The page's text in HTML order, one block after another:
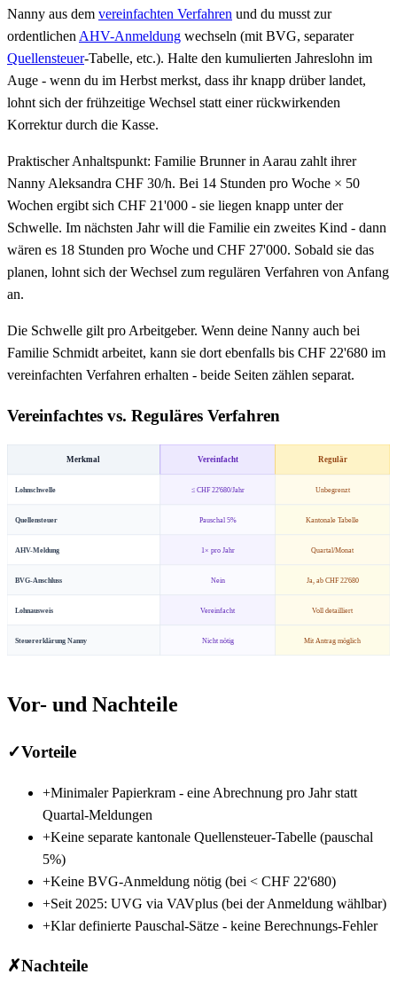
Nanny aus dem vereinfachten Verfahren und du musst zur
ordentlichen AHV-Anmeldung wechseln (mit BVG, separater
Quellensteuer-Tabelle, etc.). Halte den kumulierten Jahreslohn im
Auge - wenn du im Herbst merkst, dass ihr knapp drüber landet,
lohnt sich der frühzeitige Wechsel statt einer rückwirkenden
Korrektur durch die Kasse.
Praktischer Anhaltspunkt: Familie Brunner in Aarau zahlt ihrer
Nanny Aleksandra CHF 30/h. Bei 14 Stunden pro Woche × 50
Wochen ergibt sich CHF 21'000 - sie liegen knapp unter der
Schwelle. Im nächsten Jahr will die Familie ein zweites Kind - dann
wären es 18 Stunden pro Woche und CHF 27'000. Sobald sie das
planen, lohnt sich der Wechsel zum regulären Verfahren von Anfang
an.
Die Schwelle gilt pro Arbeitgeber. Wenn deine Nanny auch bei
Familie Schmidt arbeitet, kann sie dort ebenfalls bis CHF 22'680 im
vereinfachten Verfahren erhalten - beide Seiten zählen separat.
Vereinfachtes vs. Reguläres Verfahren
Merkmal Vereinfacht Regulär
Lohnschwelle ≤ CHF 22'680/Jahr Unbegrenzt
Quellensteuer Pauschal 5% Kantonale Tabelle
AHV-Meldung 1× pro Jahr Quartal/Monat
BVG-Anschluss Nein Ja, ab CHF 22'680
Lohnausweis Vereinfacht Voll detailliert
Steuererklärung Nanny Nicht nötig Mit Antrag möglich
Vor- und Nachteile
✓Vorteile
+Minimaler Papierkram - eine Abrechnung pro Jahr statt
Quartal-Meldungen
+Keine separate kantonale Quellensteuer-Tabelle (pauschal
5%)
+Keine BVG-Anmeldung nötig (bei < CHF 22'680)
+Seit 2025: UVG via VAVplus (bei der Anmeldung wählbar)
+Klar definierte Pauschal-Sätze - keine Berechnungs-Fehler
✗Nachteile